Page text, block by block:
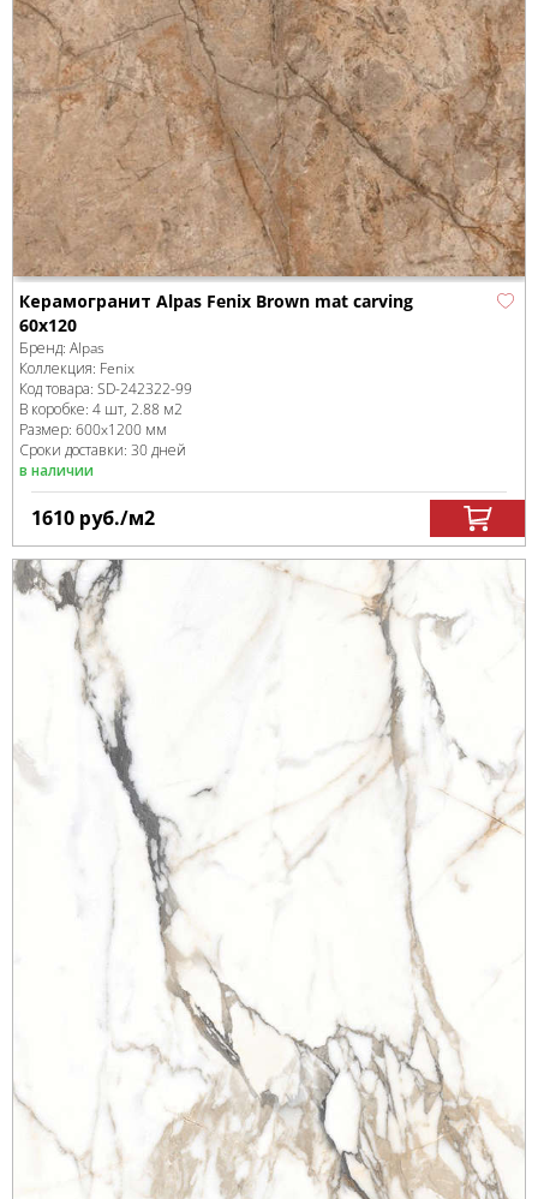
Керамогранит Alpas Fenix Brown mat carving
60x120
Бренд: Alpas
Коллекция: Fenix
Код товара: SD-242322-99
В коробке: 4 шт, 2.88 м2
Размер: 600x1200 мм
Сроки доставки: 30 дней
в наличии
1610 руб./м2